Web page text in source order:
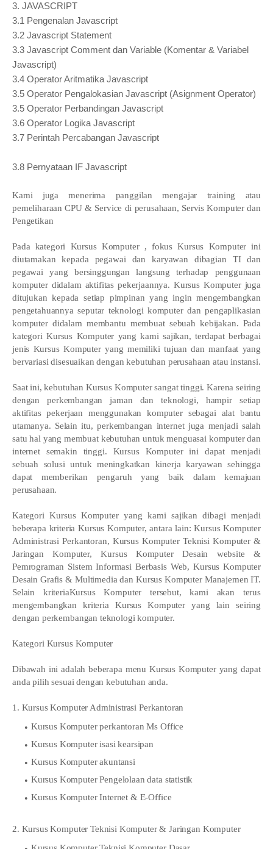
3. JAVASCRIPT
3.1 Pengenalan Javascript
3.2 Javascript Statement
3.3 Javascript Comment dan Variable (Komentar & Variabel
Javascript)
3.4 Operator Aritmatika Javascript
3.5 Operator Pengalokasian Javascript (Asignment Operator)
3.5 Operator Perbandingan Javascript
3.6 Operator Logika Javascript
3.7 Perintah Percabangan Javascript
3.8 Pernyataan IF Javascript
Kami juga menerima panggilan mengajar training atau
pemeliharaan CPU & Service di perusahaan, Servis Komputer dan
Pengetikan
Pada kategori Kursus Komputer , fokus Kursus Komputer ini
diutamakan kepada pegawai dan karyawan dibagian TI dan
pegawai yang bersinggungan langsung terhadap penggunaan
komputer didalam aktifitas pekerjaannya. Kursus Komputer juga
ditujukan kepada setiap pimpinan yang ingin mengembangkan
pengetahuannya seputar teknologi komputer dan pengaplikasian
komputer didalam membantu membuat sebuah kebijakan. Pada
kategori Kursus Komputer yang kami sajikan, terdapat berbagai
jenis Kursus Komputer yang memiliki tujuan dan manfaat yang
bervariasi disesuaikan dengan kebutuhan perusahaan atau instansi.
Saat ini, kebutuhan Kursus Komputer sangat tinggi. Karena seiring
dengan perkembangan jaman dan teknologi, hampir setiap
aktifitas pekerjaan menggunakan komputer sebagai alat bantu
utamanya. Selain itu, perkembangan internet juga menjadi salah
satu hal yang membuat kebutuhan untuk menguasai komputer dan
internet semakin tinggi. Kursus Komputer ini dapat menjadi
sebuah solusi untuk meningkatkan kinerja karyawan sehingga
dapat memberikan pengaruh yang baik dalam kemajuan
perusahaan.
Kategori Kursus Komputer yang kami sajikan dibagi menjadi
beberapa kriteria Kursus Komputer, antara lain: Kursus Komputer
Administrasi Perkantoran, Kursus Komputer Teknisi Komputer &
Jaringan Komputer, Kursus Komputer Desain website &
Pemrograman Sistem Informasi Berbasis Web, Kursus Komputer
Desain Grafis & Multimedia dan Kursus Komputer Manajemen IT.
Selain kriteriaKursus Komputer tersebut, kami akan terus
mengembangkan kriteria Kursus Komputer yang lain seiring
dengan perkembangan teknologi komputer.
Kategori Kursus Komputer
Dibawah ini adalah beberapa menu Kursus Komputer yang dapat
anda pilih sesuai dengan kebutuhan anda.
1. Kursus Komputer Administrasi Perkantoran
Kursus Komputer perkantoran Ms Office
Kursus Komputer isasi kearsipan
Kursus Komputer akuntansi
Kursus Komputer Pengelolaan data statistik
Kursus Komputer Internet & E-Office
2. Kursus Komputer Teknisi Komputer & Jaringan Komputer